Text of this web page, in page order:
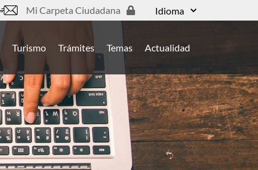
Mi Carpeta Ciudadana Idioma
Turismo Trámites Temas Actualidad